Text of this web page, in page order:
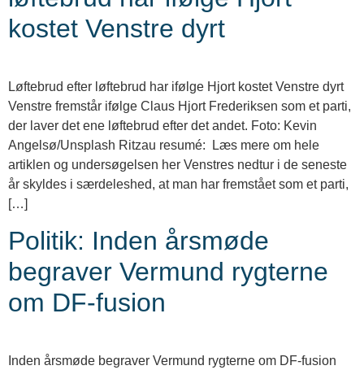
kostet Venstre dyrt
Løftebrud efter løftebrud har ifølge Hjort kostet Venstre dyrt
Venstre fremstår ifølge Claus Hjort Frederiksen som et parti,
der laver det ene løftebrud efter det andet. Foto: Kevin
Angelsø/Unsplash Ritzau resumé: Læs mere om hele
artiklen og undersøgelsen her Venstres nedtur i de seneste
år skyldes i særdeleshed, at man har fremstået som et parti,
[…]
Politik: Inden årsmøde
begraver Vermund rygterne
om DF-fusion
Inden årsmøde begraver Vermund rygterne om DF-fusion